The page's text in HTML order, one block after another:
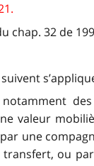
chap. 32 de
notamment
valeur
une
transfert, ou